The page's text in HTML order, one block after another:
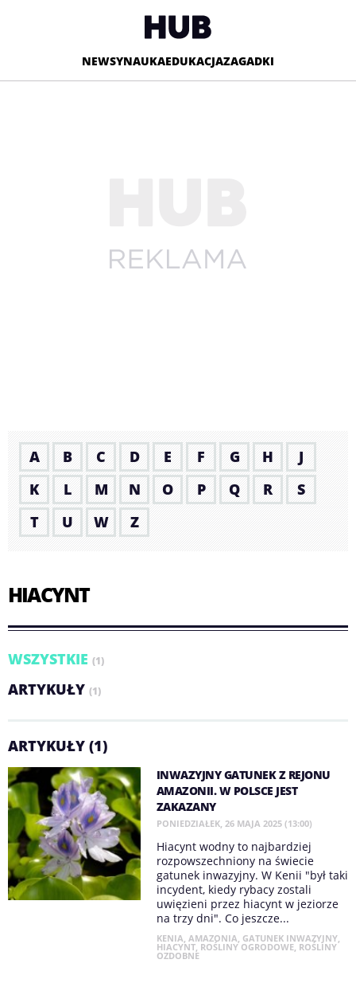
NEWSYNAUKAEDUKACJAZAGADKI
A B C D E F G H
J
K
L M N O P Q R
S
T
U W Z
HIACYNT
WSZYSTKIE (1)
ARTYKUŁY (1)
ARTYKUŁY (1)
INWAZYJNY GATUNEK Z REJONU
AMAZONII. W POLSCE JEST
ZAKAZANY
PONIEDZIAŁEK, 26 MAJA 2025 (13:00)
Hiacynt wodny to najbardziej
rozpowszechniony na świecie
gatunek inwazyjny. W Kenii "był taki
incydent, kiedy rybacy zostali
uwięzieni przez hiacynt w jeziorze
na trzy dni". Co jeszcze...
KENIA, AMAZONIA, GATUNEK INWAZYJNY,
HIACYNT, ROŚLINY OGRODOWE, ROŚLINY
OZDOBNE